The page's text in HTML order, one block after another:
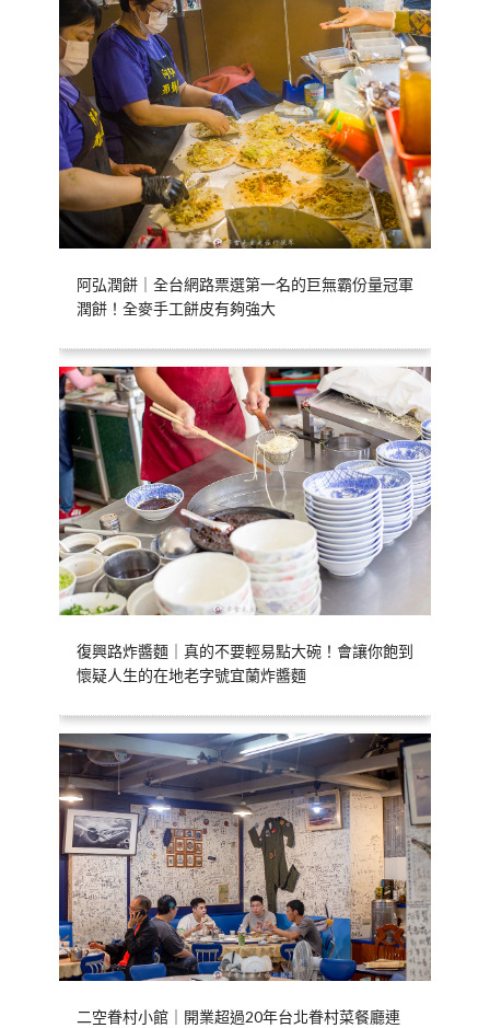
阿弘潤餅｜全台網路票選第一名的巨無霸份量冠軍
潤餅！全麥手工餅皮有夠強大
復興路炸醬麵｜真的不要輕易點大碗！會讓你飽到
懷疑人生的在地老字號宜蘭炸醬麵
二空眷村小館｜開業超過20年台北眷村菜餐廳連